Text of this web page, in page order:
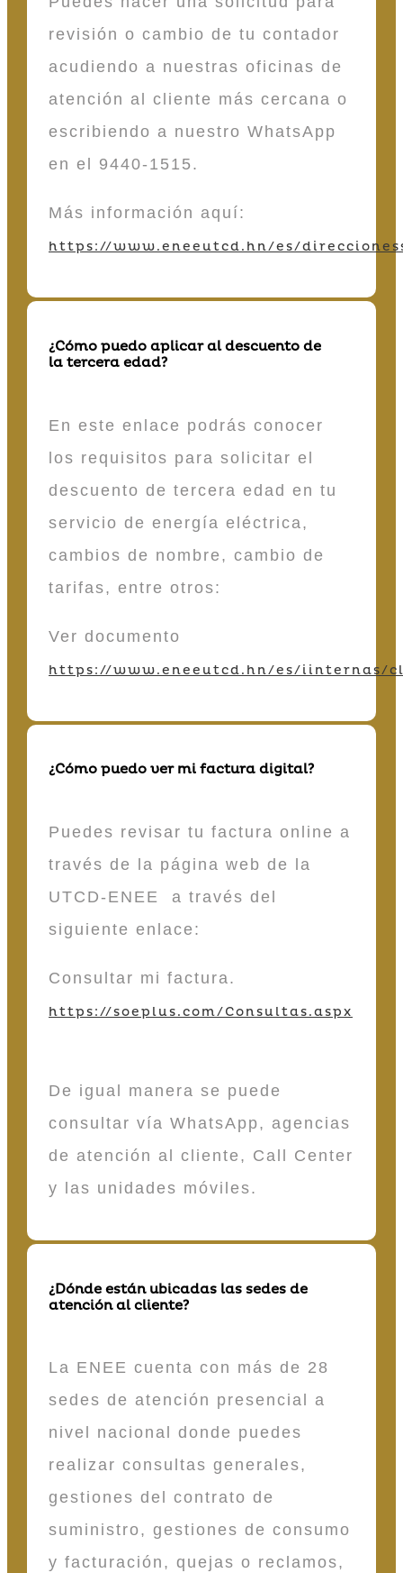
revisión o cambio de tu contador
acudiendo a nuestras oficinas de
atención al cliente más cercana o
escribiendo a nuestro WhatsApp
en el 9440-1515.
Más información aquí:
https://www.eneeutcd.hn/es/
¿Cómo puedo aplicar al descuento de
la tercera edad?
En este enlace podrás conocer
los requisitos para solicitar el
descuento de tercera edad en tu
servicio de energía eléctrica,
cambios de nombre, cambio de
tarifas, entre otros:
Ver documento
https://www.eneeutcd.hn/es/iinternas/
¿Cómo puedo ver mi factura digital?
Puedes revisar tu factura online a
través de la página web de la
UTCD-ENEE a través del
siguiente enlace:
Consultar mi factura.
https://soeplus.com/Consultas.aspx
De igual manera se puede
consultar vía WhatsApp, agencias
de atención al cliente, Call Center
y las unidades móviles.
¿Dónde están ubicadas las sedes de
atención al cliente?
La ENEE cuenta con más de 28
sedes de atención presencial a
nivel nacional donde puedes
realizar consultas generales,
gestiones del contrato de
suministro, gestiones de consumo
y facturación, quejas o reclamos,